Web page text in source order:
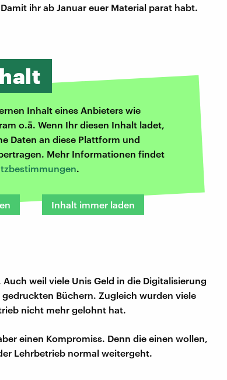
ihr ab Januar euer Material parat habt.
Inhalt eines Anbieters wie
o.ä. Wenn Ihr diesen Inhalt ladet,
Daten an diese Plattform und
Mehr Informationen findet
.
Inhalt immer laden
weil viele Unis Geld in die Digitalisierung
Büchern. Zugleich wurden viele
nicht mehr gelohnt hat.
einen Kompromiss. Denn die einen wollen,
Lehrbetrieb normal weitergeht.